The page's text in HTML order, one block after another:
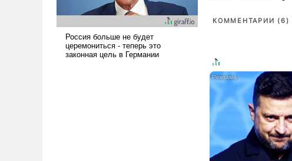
КОММЕНТАРИИ (6)